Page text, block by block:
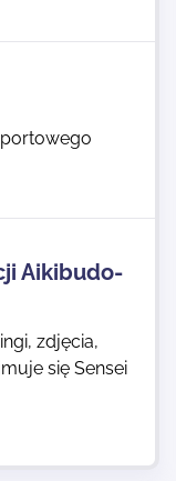
Aikibudo-
zdjęcia,
się Sensei